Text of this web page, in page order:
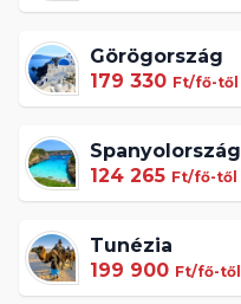
Görögország
179 330 Ft/fő-től
Spanyolország
124 265 Ft/fő-től
Tunézia
199 900 Ft/fő-től